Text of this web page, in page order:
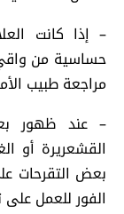
– إذا كانت
حساسية من
مراجعة طبيب
– عند ظهور
القشعريرة أو
بعض التقرحات
الفور للعمل